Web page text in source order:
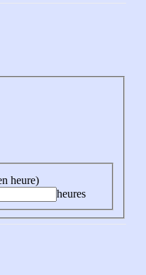
heure)
heures